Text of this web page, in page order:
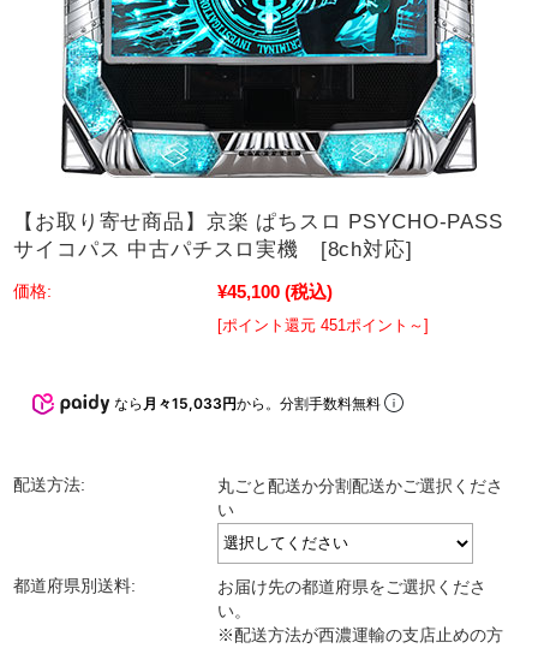
【お取り寄せ商品】京楽 ぱちスロ PSYCHO-PASS
サイコパス 中古パチスロ実機 [8ch対応]
価格: ¥45,100 (税込)
[ポイント還元 451ポイント～]
なら 月々15,033円から。分割手数料無料
配送方法:
丸ごと配送か分割配送かご選択くださ
い
都道府県別送料:
お届け先の都道府県をご選択くださ
い。
※配送方法が西濃運輸の支店止めの方